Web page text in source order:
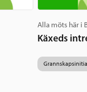
Alla möts här i
Käxeds